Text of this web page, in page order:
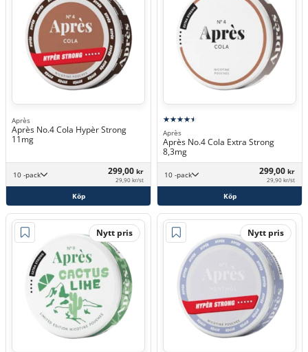
Après
Après No.4 Cola Hypèr Strong
11mg
10 -pack 299,00 kr
29,90 kr/st
Köp
Après
Après No.4 Cola Extra Strong
8,3mg
10 -pack 299,00 kr
29,90 kr/st
Köp
Nytt pris Nytt pris